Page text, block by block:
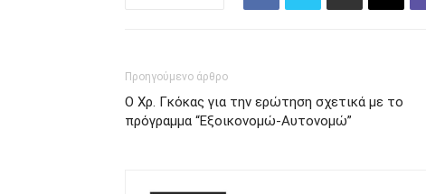
Προηγούμενο άρθρο
Ο Χρ. Γκόκας για την ερώτηση σχετικά με το
πρόγραμμα “Εξοικονομώ-Αυτονομώ”